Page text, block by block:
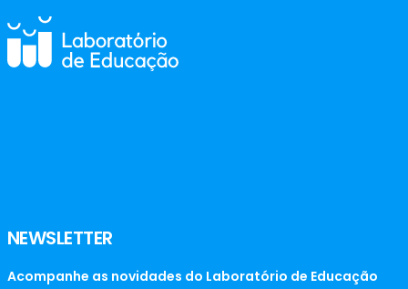
NEWSLETTER
Acompanhe as novidades do Laboratório de Educação